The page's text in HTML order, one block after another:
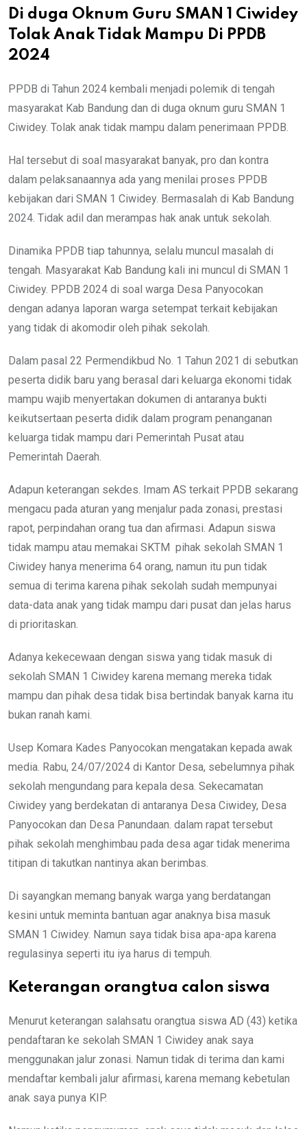
Di duga Oknum Guru SMAN 1 Ciwidey
Tolak Anak Tidak Mampu Di PPDB
2024
PPDB di Tahun 2024 kembali menjadi polemik di tengah
masyarakat Kab Bandung dan di duga oknum guru SMAN 1
Ciwidey. Tolak anak tidak mampu dalam penerimaan PPDB.
Hal tersebut di soal masyarakat banyak, pro dan kontra
dalam pelaksanaannya ada yang menilai proses PPDB
kebijakan dari SMAN 1 Ciwidey. Bermasalah di Kab Bandung
2024. Tidak adil dan merampas hak anak untuk sekolah.
Dinamika PPDB tiap tahunnya, selalu muncul masalah di
tengah. Masyarakat Kab Bandung kali ini muncul di SMAN 1
Ciwidey. PPDB 2024 di soal warga Desa Panyocokan
dengan adanya laporan warga setempat terkait kebijakan
yang tidak di akomodir oleh pihak sekolah.
Dalam pasal 22 Permendikbud No. 1 Tahun 2021 di sebutkan
peserta didik baru yang berasal dari keluarga ekonomi tidak
mampu wajib menyertakan dokumen di antaranya bukti
keikutsertaan peserta didik dalam program penanganan
keluarga tidak mampu dari Pemerintah Pusat atau
Pemerintah Daerah.
Adapun keterangan sekdes. Imam AS terkait PPDB sekarang
mengacu pada aturan yang menjalur pada zonasi, prestasi
rapot, perpindahan orang tua dan afirmasi. Adapun siswa
tidak mampu atau memakai SKTM pihak sekolah SMAN 1
Ciwidey hanya menerima 64 orang, namun itu pun tidak
semua di terima karena pihak sekolah sudah mempunyai
data-data anak yang tidak mampu dari pusat dan jelas harus
di prioritaskan.
Adanya kekecewaan dengan siswa yang tidak masuk di
sekolah SMAN 1 Ciwidey karena memang mereka tidak
mampu dan pihak desa tidak bisa bertindak banyak karna itu
bukan ranah kami.
Usep Komara Kades Panyocokan mengatakan kepada awak
media. Rabu, 24/07/2024 di Kantor Desa, sebelumnya pihak
sekolah mengundang para kepala desa. Sekecamatan
Ciwidey yang berdekatan di antaranya Desa Ciwidey, Desa
Panyocokan dan Desa Panundaan. dalam rapat tersebut
pihak sekolah menghimbau pada desa agar tidak menerima
titipan di takutkan nantinya akan berimbas.
Di sayangkan memang banyak warga yang berdatangan
kesini untuk meminta bantuan agar anaknya bisa masuk
SMAN 1 Ciwidey. Namun saya tidak bisa apa-apa karena
regulasinya seperti itu iya harus di tempuh.
Keterangan orangtua calon siswa
Menurut keterangan salahsatu orangtua siswa AD (43) ketika
pendaftaran ke sekolah SMAN 1 Ciwidey anak saya
menggunakan jalur zonasi. Namun tidak di terima dan kami
mendaftar kembali jalur afirmasi, karena memang kebetulan
anak saya punya KIP.